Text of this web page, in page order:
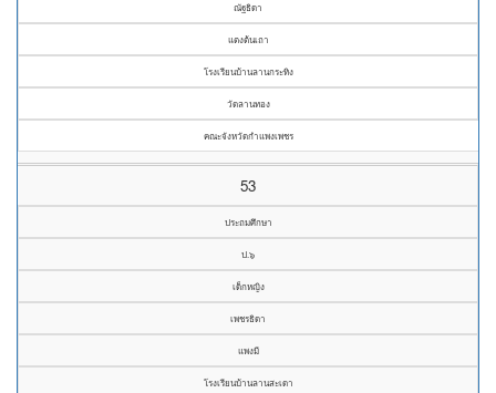
ณัฐธิดา
แตงต้นเถา
โรงเรียนบ้านลานกระทิง
วัดลานทอง
คณะจังหวัดกำแพงเพชร
53
ประถมศึกษา
ป.๖
เด็กหญิง
เพชรธิดา
แพงมี
โรงเรียนบ้านลานสะเดา